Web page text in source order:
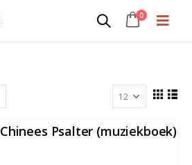
0
Chinees Psalter (muziekboek)